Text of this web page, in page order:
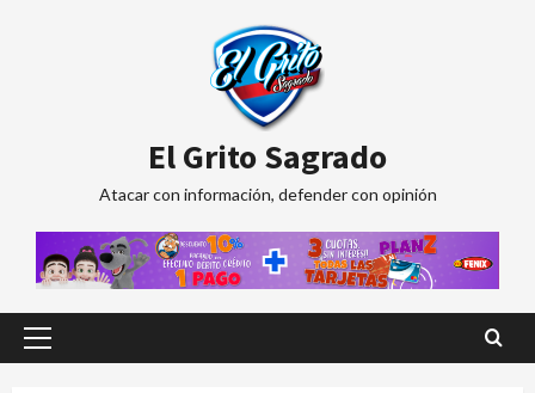
El Grito Sagrado
Atacar con información, defender con opinión
Menú